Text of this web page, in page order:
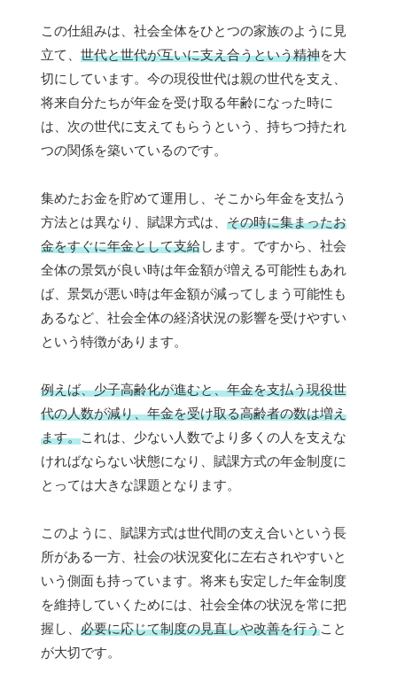
この仕組みは、社会全体をひとつの家族のように見
立て、 世代と世代が互いに支え合うという精神を大
切にしています。今の現役世代は親の世代を支え、
将来自分たちが年金を受け取る年齢になった時に
は、次の世代に支えてもらうという、持ちつ持たれ
つの関係を築いているのです。
集めたお金を貯めて運用し、そこから年金を支払う
方法とは異なり、賦課方式は、 その時に集まったお
金をすぐに年金として支給します。ですから、社会
全体の景気が良い時は年金額が増える可能性もあれ
ば、景気が悪い時は年金額が減ってしまう可能性も
あるなど、社会全体の経済状況の影響を受けやすい
という特徴があります。
例えば、少子高齢化が進むと、年金を支払う現役世
代の人数が減り、年金を受け取る高齢者の数は増え
ます。これは、少ない人数でより多くの人を支えな
ければならない状態になり、賦課方式の年金制度に
とっては大きな課題となります。
このように、賦課方式は世代間の支え合いという長
所がある一方、社会の状況変化に左右されやすいと
いう側面も持っています。将来も安定した年金制度
を維持していくためには、社会全体の状況を常に把
握し、 必要に応じて制度の見直しや改善を行うこと
が大切です。